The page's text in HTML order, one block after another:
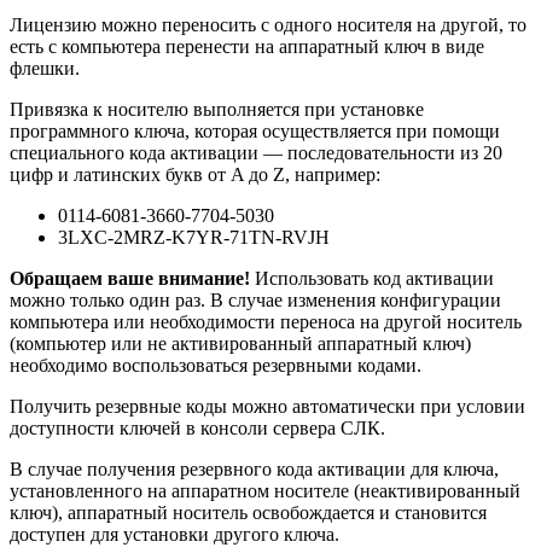
Лицензию можно переносить с одного носителя на другой, то
есть с компьютера перенести на аппаратный ключ в виде
флешки.
Привязка к носителю выполняется при установке
программного ключа, которая осуществляется при помощи
специального кода активации — последовательности из 20
цифр и латинских букв от A до Z, например:
0114-6081-3660-7704-5030
3LXC-2MRZ-K7YR-71TN-RVJH
Обращаем ваше внимание! Использовать код активации
можно только один раз. В случае изменения конфигурации
компьютера или необходимости переноса на другой носитель
(компьютер или не активированный аппаратный ключ)
необходимо воспользоваться резервными кодами.
Получить резервные коды можно автоматически при условии
доступности ключей в консоли сервера СЛК.
В случае получения резервного кода активации для ключа,
установленного на аппаратном носителе (неактивированный
ключ), аппаратный носитель освобождается и становится
доступен для установки другого ключа.